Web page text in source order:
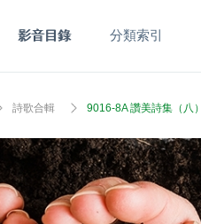
影音目錄 分類索引
詩歌合輯 9016-8A 讚美詩集（八）